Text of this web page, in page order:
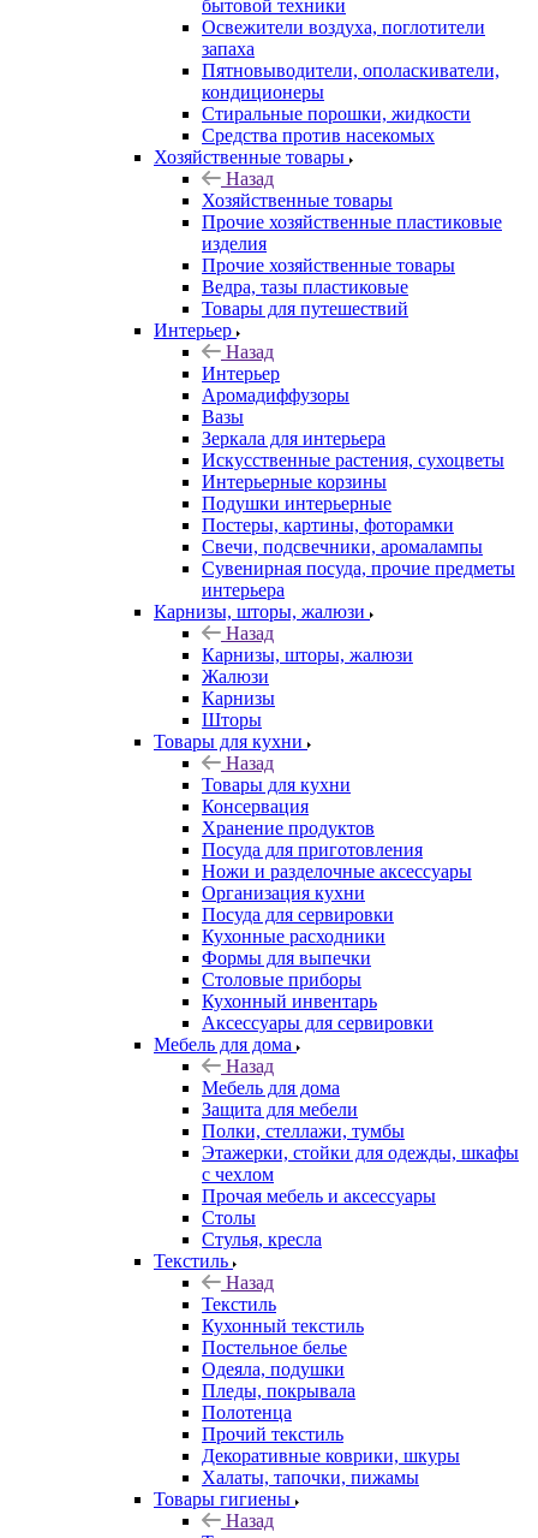
бытовой техники
Освежители воздуха, поглотители
запаха
Пятновыводители, ополаскиватели,
кондиционеры
Стиральные порошки, жидкости
Средства против насекомых
Хозяйственные товары
Назад
Хозяйственные товары
Прочие хозяйственные пластиковые
изделия
Прочие хозяйственные товары
Ведра, тазы пластиковые
Товары для путешествий
Интерьер
Назад
Интерьер
Аромадиффузоры
Вазы
Зеркала для интерьера
Искусственные растения, сухоцветы
Интерьерные корзины
Подушки интерьерные
Постеры, картины, фоторамки
Свечи, подсвечники, аромалампы
Сувенирная посуда, прочие предметы
интерьера
Карнизы, шторы, жалюзи
Назад
Карнизы, шторы, жалюзи
Жалюзи
Карнизы
Шторы
Товары для кухни
Назад
Товары для кухни
Консервация
Хранение продуктов
Посуда для приготовления
Ножи и разделочные аксессуары
Организация кухни
Посуда для сервировки
Кухонные расходники
Формы для выпечки
Столовые приборы
Кухонный инвентарь
Аксессуары для сервировки
Мебель для дома
Назад
Мебель для дома
Защита для мебели
Полки, стеллажи, тумбы
Этажерки, стойки для одежды, шкафы
с чехлом
Прочая мебель и аксессуары
Столы
Стулья, кресла
Текстиль
Назад
Текстиль
Кухонный текстиль
Постельное белье
Одеяла, подушки
Пледы, покрывала
Полотенца
Прочий текстиль
Декоративные коврики, шкуры
Халаты, тапочки, пижамы
Товары гигиены
Назад